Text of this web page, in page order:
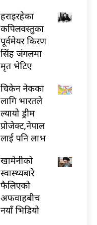
हराइरहेका
कपिलवस्तुका
पूर्वमेयर किरण
सिंह जंगलमा
मृत भेटिए
चिकेन नेकका
लागि भारतले
ल्यायो ड्रीम
प्रोजेक्ट,नेपाल
लाई पनि लाभ
खामेनीको
स्वास्थ्यबारे
फैलिएको
अफवाहबीच
नयाँ भिडियो